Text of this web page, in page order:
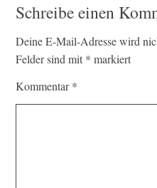
Schreibe einen
Deine E-Mail-Adresse wird
Felder sind mit * markiert
Kommentar*